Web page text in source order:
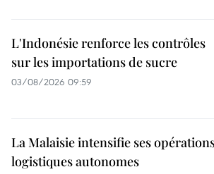
L'Indonésie renforce les contrôles
sur les importations de sucre
03/08/2026 09:59
La Malaisie intensifie ses
logistiques autonomes